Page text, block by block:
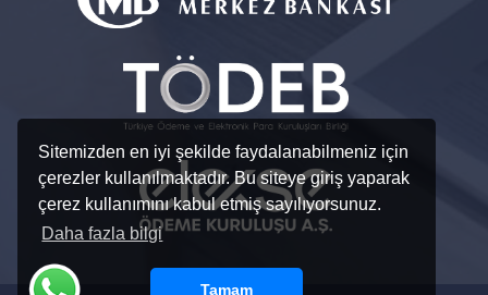
Sitemizden en iyi şekilde faydalanabilmeniz için
çerezler kullanılmaktadır. Bu siteye giriş yaparak
çerez kullanımını kabul etmiş sayılıyorsunuz.
Daha fazla bilgi
Tamam